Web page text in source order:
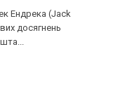
Ендрека (Jack
досягнень